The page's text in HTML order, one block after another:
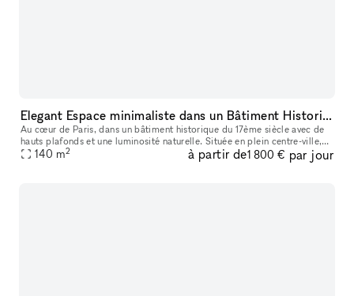
Elegant Espace minimaliste dans un Bâtiment Historique, Palais-Royal/ Louvre
Au cœur de Paris, dans un bâtiment historique du 17ème siècle avec de
hauts plafonds et une luminosité naturelle. Située en plein centre-ville,
ce lieu est parfait pour des événements éphémères ou de
140 m2 à partir de1 800 € par jour